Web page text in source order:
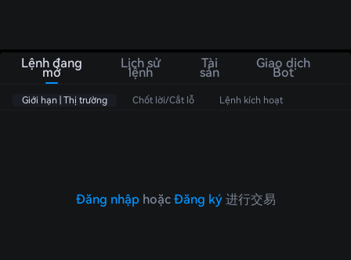
Lệnh đang
mở
Lịch sử
lệnh
Tài
sản
Giao dịch
Bot
Giới hạn | Thị trường Chốt lời/Cắt lỗ Lệnh kích hoạt
Đăng nhập hoặc Đăng ký进行交易